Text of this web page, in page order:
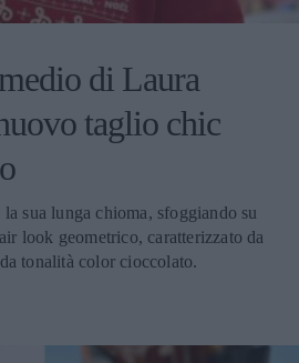
di Laura
taglio chic
sua lunga chioma, sfoggiando su
look geometrico, caratterizzato da
tonalità color cioccolato.